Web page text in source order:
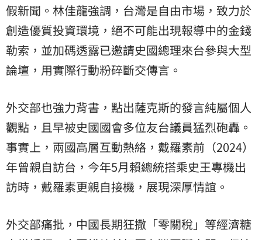
假新聞。林佳龍強調，台灣是自由市場，致力於
創造優質投資環境，絕不可能出現報導中的金錢
勒索，並加碼透露已邀請史國總理來台參與大型
論壇，用實際行動粉碎斷交傳言。
外交部也強力背書，點出薩克斯的發言純屬個人
觀點，且早被史國國會多位友台議員猛烈砲轟。
事實上，兩國高層互動熱絡，戴羅素前（2024）
年曾親自訪台，今年5月賴總統搭乘史王專機出
訪時，戴羅素更親自接機，展現深厚情誼。
外交部痛批，中國長期狂撒「零關稅」等經濟糖